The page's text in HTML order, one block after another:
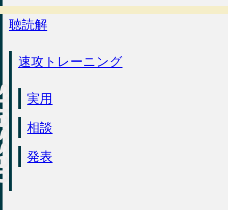
聴読解
速攻トレーニング
実用
相談
発表